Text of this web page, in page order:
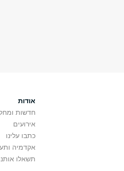
אודות
חדשות
אירועים
כתבו עלינו
אקדמיה
תשאלו